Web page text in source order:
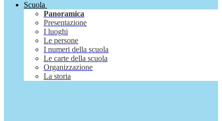
Scuola
Panoramica
Presentazione
I luoghi
Le persone
I numeri della scuola
Le carte della scuola
Organizzazione
La storia